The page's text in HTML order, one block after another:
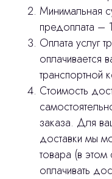
Минимальная
предоплата –
Оплата услуг
оплачивается
транспортной
Стоимость
заказа. Для
доставки мы
товара (в этом
оплачивать